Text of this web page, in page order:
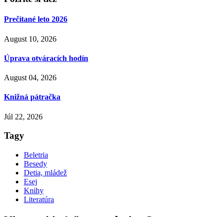
Prečítané leto 2026
August 10, 2026
Úprava otváracích hodín
August 04, 2026
Knižná pátračka
Júl 22, 2026
Tagy
Beletria
Besedy
Detia, mládež
Esej
Knihy
Literatúra